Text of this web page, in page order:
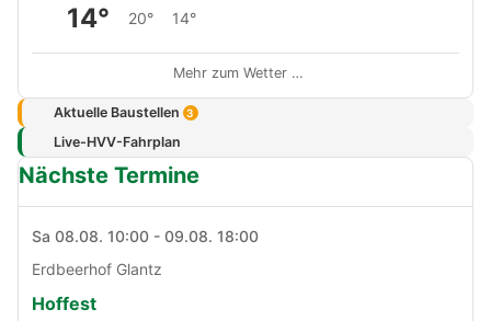
14° 20° 14°
Mehr zum Wetter …
Aktuelle Baustellen 3
Live-HVV-Fahrplan
Nächste Termine
Sa 08.08. 10:00 - 09.08. 18:00
Erdbeerhof Glantz
Hoffest